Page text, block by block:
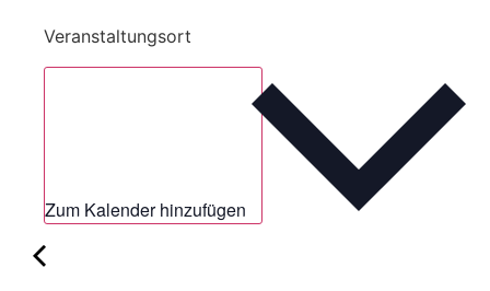
Veranstaltungsort
Zum Kalender hinzufügen